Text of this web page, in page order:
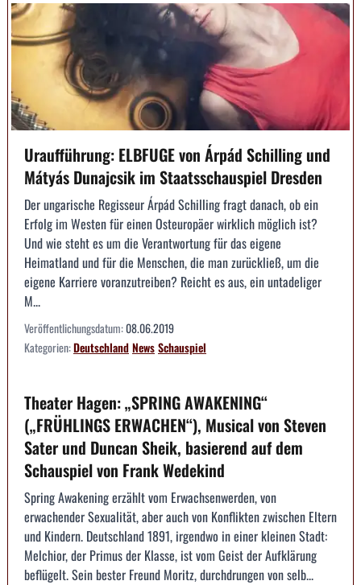
Uraufführung: ELBFUGE von Árpád Schilling und
Mátyás Dunajcsik im Staatsschauspiel Dresden
Der ungarische Regisseur Árpád Schilling fragt danach, ob ein
Erfolg im Westen für einen Osteuropäer wirklich möglich ist?
Und wie steht es um die Verantwortung für das eigene
Heimatland und für die Menschen, die man zurückließ, um die
eigene Karriere voranzutreiben? Reicht es aus, ein untadeliger
M...
Veröffentlichungsdatum:08.06.2019
Kategorien:DeutschlandNewsSchauspiel
Theater Hagen: „SPRING AWAKENING“
(„FRÜHLINGS ERWACHEN“), Musical von Steven
Sater und Duncan Sheik, basierend auf dem
Schauspiel von Frank Wedekind
Spring Awakening erzählt vom Erwachsenwerden, von
erwachender Sexualität, aber auch von Konflikten zwischen Eltern
und Kindern. Deutschland 1891, irgendwo in einer kleinen Stadt:
Melchior, der Primus der Klasse, ist vom Geist der Aufklärung
beflügelt. Sein bester Freund Moritz, durchdrungen von selb...